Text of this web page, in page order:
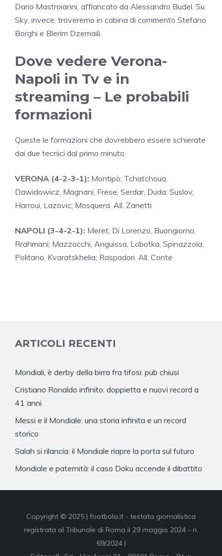
Dario Mastroianni, affiancato da Alessandro Budel. Su
Sky, invece, troveremo in cabina di commento Stefano
Borghi e Blerim Dzemaili.
Dove vedere Verona-
Napoli in Tv e in
streaming – Le probabili
formazioni
Queste le formazioni che dovrebbero essere schierate
dai due tecnici dal primo minuto:
VERONA (4-2-3-1): Montipò; Tchatchoua,
Dawidowicz, Magnani, Frese; Serdar, Duda; Suslov,
Harroui, Lazovic; Mosquera. All. Zanetti
NAPOLI (3-4-2-1): Meret; Di Lorenzo, Buongiorno,
Rrahmani; Mazzocchi, Anguissa, Lobotka, Spinazzola;
Politano, Kvaratskhelia; Raspadori. All. Conte
ARTICOLI RECENTI
Mondiali, è derby della birra fra tifosi: pub chiusi
Cristiano Ronaldo infinito: doppietta e nuovi record a
41 anni
Messi e il Mondiale: una storia infinita e un record
storico
Salah si rilancia: il Mondiale riapre la porta sul futuro
Mondiale e paternità: il caso Doku accende il dibattito
Copyright © 2025 | footbola.it - testata giornalistica
registrata al Tribunale di Roma il 29 maggio 2024 - n.
69/2024 |